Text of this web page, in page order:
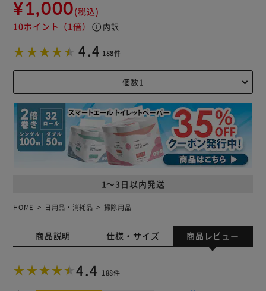
¥1,000(税込)
10ポイント （1倍） info 内訳
4.4 188件
1～3日以内発送
HOME 日用品・消耗品 掃除用品
商品説明 仕様・サイズ 商品レビュー
4.4 188件